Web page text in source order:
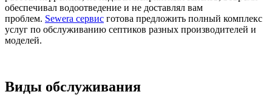
обеспечивал водоотведение и не доставлял вам
проблем. Sewera сервис готова предложить полный комплекс
услуг по обслуживанию септиков разных производителей и
моделей.
Виды обслуживания